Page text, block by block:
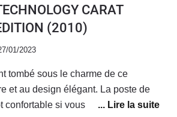
CARAT
(2010)
01/2023
tombé sous le charme de ce
et au design élégant. La poste de
confortable si vous aimez vous